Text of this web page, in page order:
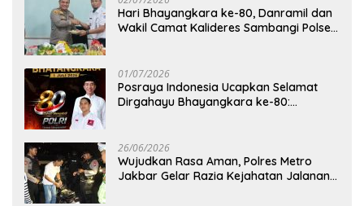
Hari Bhayangkara ke-80, Danramil dan
Wakil Camat Kalideres Sambangi Polsek
01/07/2026
Posraya Indonesia Ucapkan Selamat
Dirgahayu Bhayangkara ke-80:
26/06/2026
Wujudkan Rasa Aman, Polres Metro
Jakbar Gelar Razia Kejahatan Jalanan